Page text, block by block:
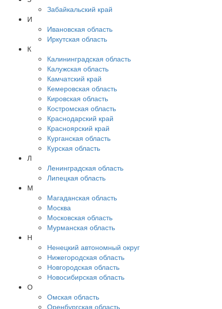
Забайкальский край
И
Ивановская область
Иркутская область
К
Калининградская область
Калужская область
Камчатский край
Кемеровская область
Кировская область
Костромская область
Краснодарский край
Красноярский край
Курганская область
Курская область
Л
Ленинградская область
Липецкая область
М
Магаданская область
Москва
Московская область
Мурманская область
Н
Ненецкий автономный округ
Нижегородская область
Новгородская область
Новосибирская область
О
Омская область
Оренбургская область